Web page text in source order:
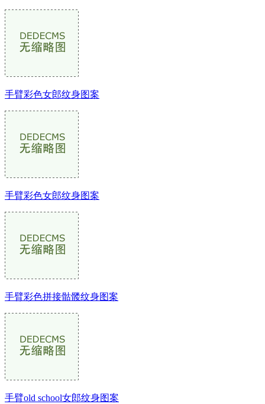
手臂彩色女郎纹身图案
手臂彩色女郎纹身图案
手臂彩色拼接骷髅纹身图案
手臂old school女郎纹身图案